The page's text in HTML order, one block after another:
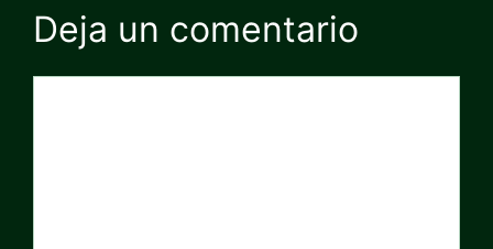
Deja un comentario